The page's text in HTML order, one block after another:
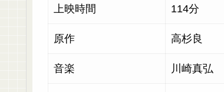
上映時間 114分
原作 高杉良
音楽 川崎真弘